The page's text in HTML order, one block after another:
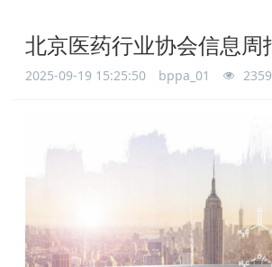
北京医药行业协会信息周
2025-09-19 15:25:50 bppa_01 2359